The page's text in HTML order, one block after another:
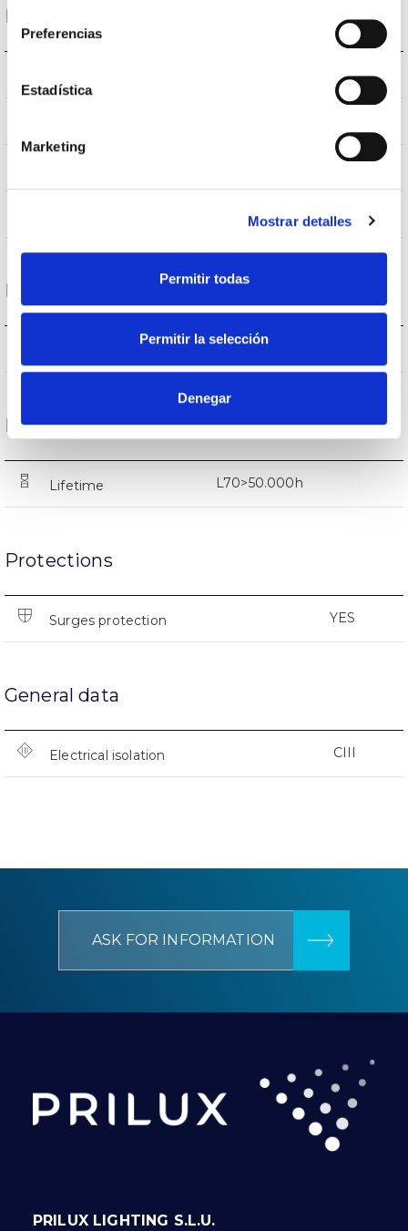
Preferencias
Estadística
Marketing
Mostrar detalles
Permitir todas
Permitir la selección
Denegar
Housing and Finish
IK09
9007
AL
Performance
1.016lm
Life
Lifetime L70>50.000h
Protections
Surges protection YES
General data
Electrical isolation CIII
ASK FOR INFORMATION
PRILUX LIGHTING S.L.U.